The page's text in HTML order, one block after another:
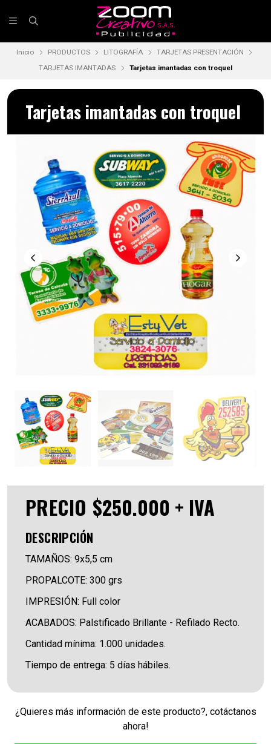
Inicio PRODUCTOS LITOGRAFÍA
TARJETAS PRESENTACIÓN
TARJETAS IMANTADAS
Tarjetas imantadas con troquel
Tarjetas imantadas con troquel
PRECIO $250.000 + IVA
DESCRIPCIÓN
TAMAÑOS: 9x5,5 cm
PROPALCOTE: 300 grs
IMPRESIÓN: Full color
ACABADOS: Palstificado Brillante - Refilado Recto.
Cantidad mínima: 1.000 unidades.
Tiempo de entrega: 5 días hábiles.
¿Quieres más información de este producto?, cotáctanos
ahora!